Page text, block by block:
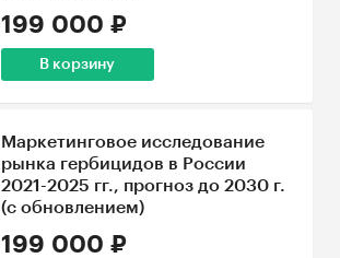
199 000 ₽
В корзину
Маркетинговое исследование
рынка гербицидов в России
2021-2025 гг., прогноз до 2030 г.
(с обновлением)
199 000 ₽